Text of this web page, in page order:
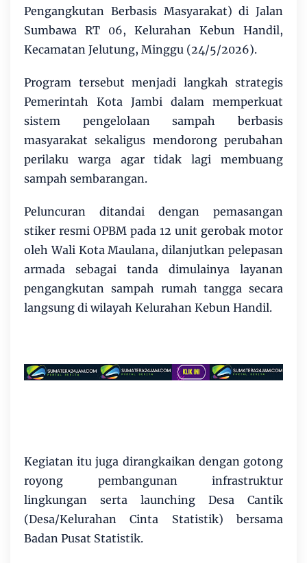
Pengangkutan Berbasis Masyarakat) di Jalan
Sumbawa RT 06, Kelurahan Kebun Handil,
Kecamatan Jelutung, Minggu (24/5/2026).
Program tersebut menjadi langkah strategis
Pemerintah Kota Jambi dalam memperkuat
sistem pengelolaan sampah berbasis
masyarakat sekaligus mendorong perubahan
perilaku warga agar tidak lagi membuang
sampah sembarangan.
Peluncuran ditandai dengan pemasangan
stiker resmi OPBM pada 12 unit gerobak motor
oleh Wali Kota Maulana, dilanjutkan pelepasan
armada sebagai tanda dimulainya layanan
pengangkutan sampah rumah tangga secara
langsung di wilayah Kelurahan Kebun Handil.
Kegiatan itu juga dirangkaikan dengan gotong
royong pembangunan infrastruktur
lingkungan serta launching Desa Cantik
(Desa/Kelurahan Cinta Statistik) bersama
Badan Pusat Statistik.